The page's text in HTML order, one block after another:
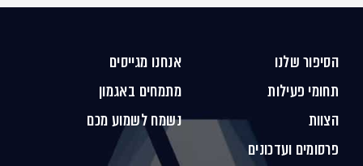
הסיפור שלנו
תחומי פעילות
הצוות
פרסומים ועדכונים
אנחנו מגייסים
מתמחים באגמון
נשמח לשמוע מכם